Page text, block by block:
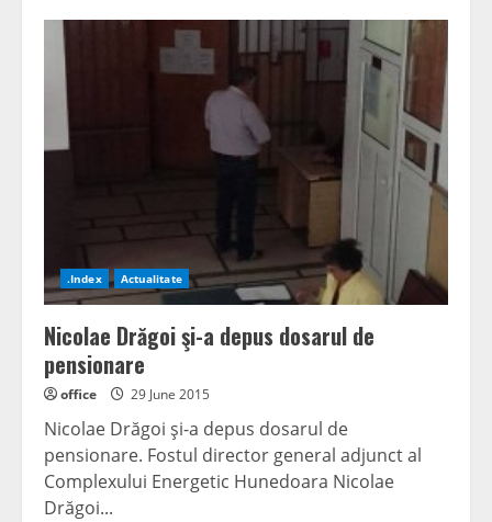
turişti
Parâng
de
începutul
anului
şi
.Index Actualitate
Nicolae Drăgoi şi-a depus dosarul de
pensionare
office 29 June 2015
Nicolae Drăgoi şi-a depus dosarul de
pensionare. Fostul director general adjunct al
Complexului Energetic Hunedoara Nicolae
Drăgoi...